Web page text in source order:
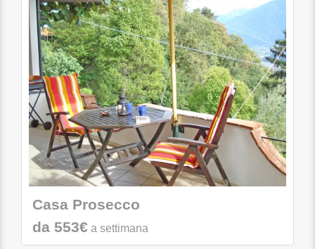
Casa Prosecco
da 553€ a settimana